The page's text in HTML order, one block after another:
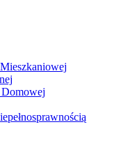
Domowej